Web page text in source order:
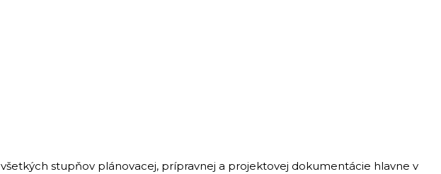
všetkých stupňov plánovacej, prípravnej a projektovej dokumentácie hlavne v